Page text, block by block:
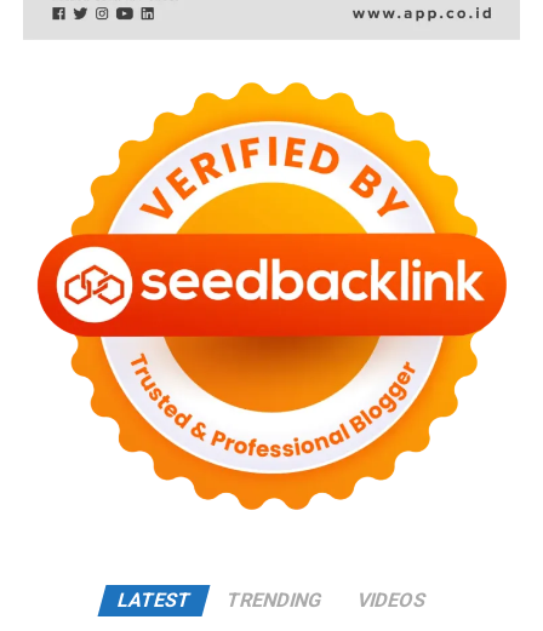
LATEST TRENDING VIDEOS